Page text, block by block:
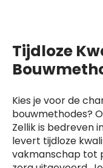
Tijdloze
Kies je voor de
bouwmethodes?
Zellik is bedreven
levert tijdloze
vakmanschap tot